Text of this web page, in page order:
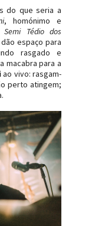
do que seria a
, homónimo e
Semi Tédio dos
espaço para
rasgado e
macabra para a
ao vivo: rasgam-
perto atingem;